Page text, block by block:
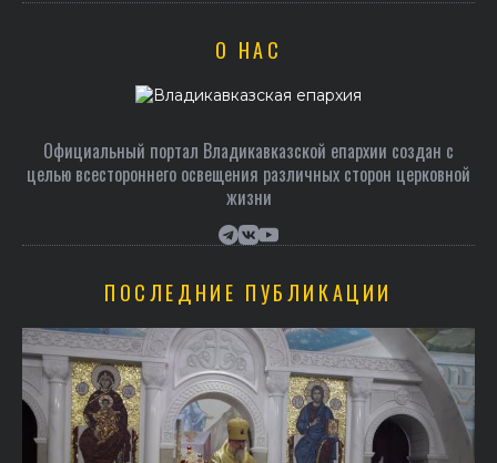
О НАС
Официальный портал Владикавказской епархии создан c
целью всестороннего освещения различных сторон церковной
жизни
ПОСЛЕДНИЕ ПУБЛИКАЦИИ